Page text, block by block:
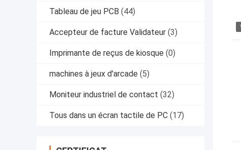
Tableau de jeu PCB (44)
Accepteur de facture Validateur (3)
Imprimante de reçus de kiosque (0)
machines à jeux d'arcade (5)
Moniteur industriel de contact (32)
Tous dans un écran tactile de PC (17)